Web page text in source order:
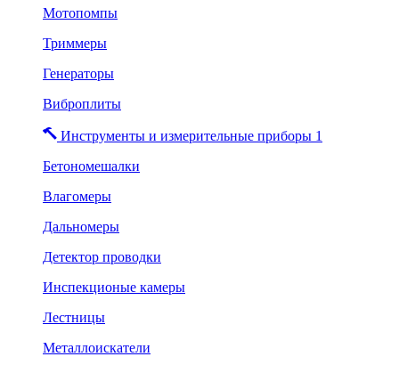
Мотопомпы
Триммеры
Генераторы
Виброплиты
Инструменты и измерительные приборы 1
Бетономешалки
Влагомеры
Дальномеры
Детектор проводки
Инспекционые камеры
Лестницы
Металлоискатели